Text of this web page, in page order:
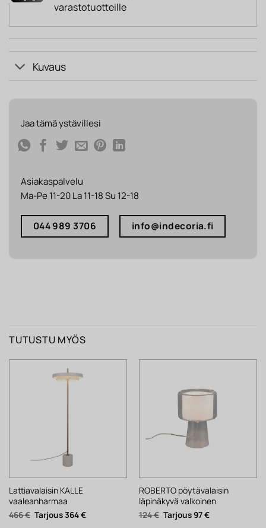
varastotuotteille
Kuvaus
Jaa tämä ystävillesi
Asiakaspalvelu
Ma-Pe 11-20 La 11-18 Su 12-18
044 989 3706 info@indecoria.fi
TUTUSTU MYÖS
Lattiavalaisin KALLE
vaaleanharmaa
466€ Alkuperäinen
hinta
364€Nykyinen
ROBERTO pöytävalaisin
läpinäkyvä valkoinen
124€ Alkuperäinen
hinta
97€Nykyinen